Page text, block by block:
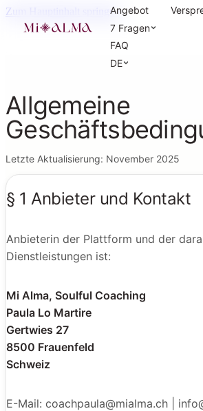
Zum Hauptinhalt springenAngebot
7 Fragen
FAQ
DE
Allgemeine
Letzte Aktualisierung: November 2025
§ 1 Anbieter und Kontakt
Anbieterin der Plattform und der
Dienstleistungen ist:
Mi Alma, Soulful Coaching
Paula Lo Martire
Gertwies 27
8500 Frauenfeld
Schweiz
E-Mail: coachpaula@mialma.ch |